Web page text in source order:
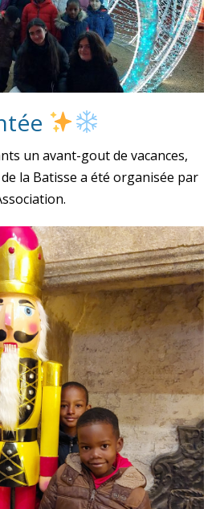
un avant-gout de vacances,
la Batisse a été organisée par